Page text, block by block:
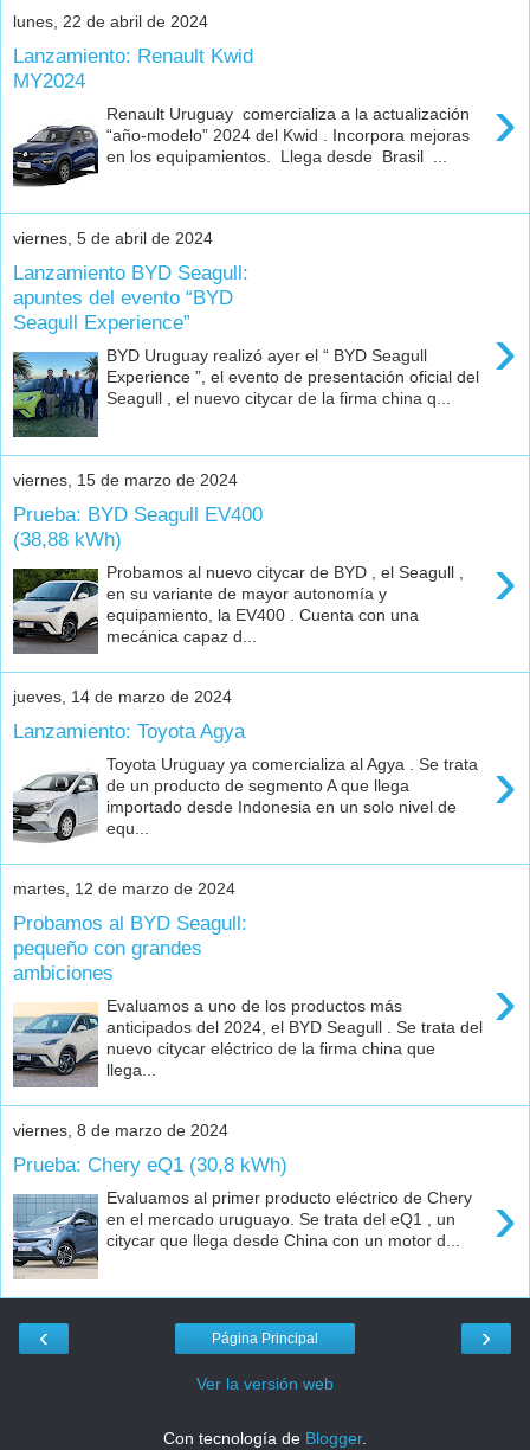
lunes, 22 de abril de 2024
Lanzamiento: Renault Kwid
MY2024
›
Renault Uruguay comercializa a la actualización
“año-modelo” 2024 del Kwid . Incorpora mejoras
en los equipamientos. Llega desde Brasil ...
viernes, 5 de abril de 2024
Lanzamiento BYD Seagull:
apuntes del evento “BYD
Seagull Experience”
›
BYD Uruguay realizó ayer el “ BYD Seagull
Experience ”, el evento de presentación oficial del
Seagull , el nuevo citycar de la firma china q...
viernes, 15 de marzo de 2024
Prueba: BYD Seagull EV400
(38,88 kWh)
›
Probamos al nuevo citycar de BYD , el Seagull ,
en su variante de mayor autonomía y
equipamiento, la EV400 . Cuenta con una
mecánica capaz d...
jueves, 14 de marzo de 2024
Lanzamiento: Toyota Agya
›
Toyota Uruguay ya comercializa al Agya . Se trata
de un producto de segmento A que llega
importado desde Indonesia en un solo nivel de
equ...
martes, 12 de marzo de 2024
Probamos al BYD Seagull:
pequeño con grandes
ambiciones
›
Evaluamos a uno de los productos más
anticipados del 2024, el BYD Seagull . Se trata del
nuevo citycar eléctrico de la firma china que
llega...
viernes, 8 de marzo de 2024
Prueba: Chery eQ1 (30,8 kWh)
›
Evaluamos al primer producto eléctrico de Chery
en el mercado uruguayo. Se trata del eQ1 , un
citycar que llega desde China con un motor d...
‹ ›
Página Principal
Ver la versión web
Con tecnología de Blogger.